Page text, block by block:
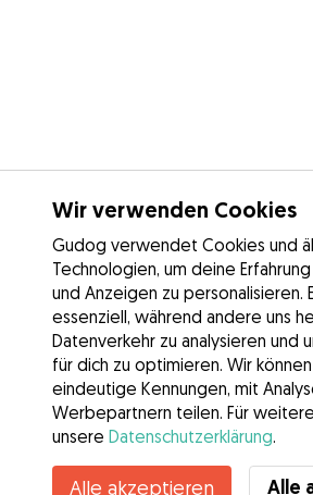
Kontakt
Wir verwenden Cookies
Gudog verwendet Cookies und
Technologien, um deine
und Anzeigen zu personalisieren.
essenziell, während andere uns
Datenverkehr zu analysieren und
für dich zu optimieren. Wir
eindeutige Kennungen, mit
Werbepartnern teilen. Für
unsere Datenschutzerklärung.
Alle akzeptieren Alle